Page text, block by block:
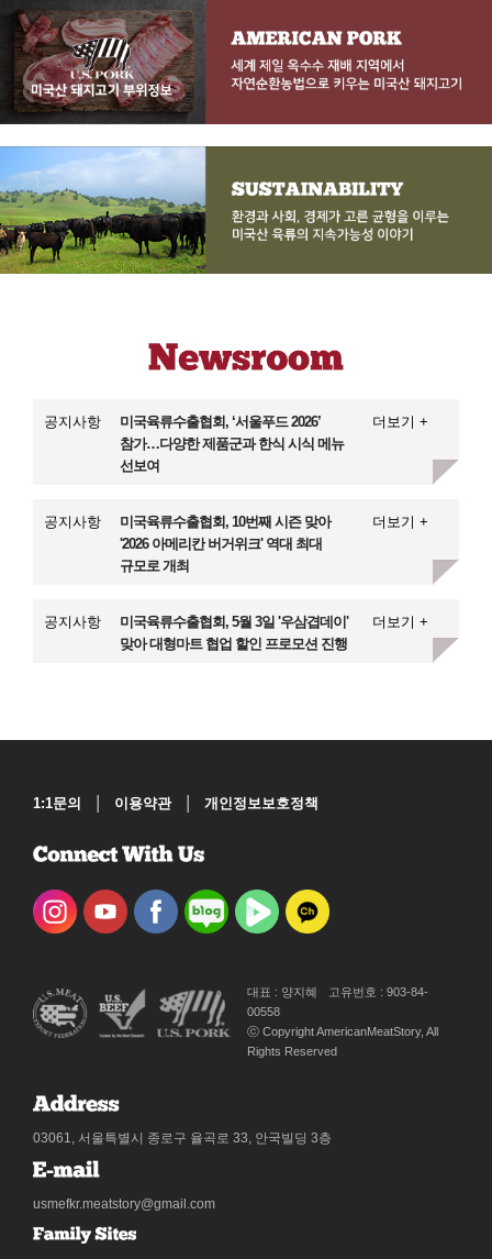
공지사항
미국육류수출협회, ‘서울푸드 2026’
참가…다양한 제품군과 한식 시식 메뉴
선보여
더보기 +
공지사항
미국육류수출협회, 10번째 시즌 맞아
'2026 아메리칸 버거위크' 역대 최대
규모로 개최
더보기 +
공지사항
미국육류수출협회, 5월 3일 '우삼겹데이'
맞아 대형마트 협업 할인 프로모션 진행
더보기 +
1:1문의 이용약관 개인정보보호정책
대표 : 양지혜
고유번호 : 903-84-
00558
ⓒ Copyright AmericanMeatStory, All
Rights Reserved
03061, 서울특별시 종로구 율곡로 33, 안국빌딩 3층
usmefkr.meatstory@gmail.com